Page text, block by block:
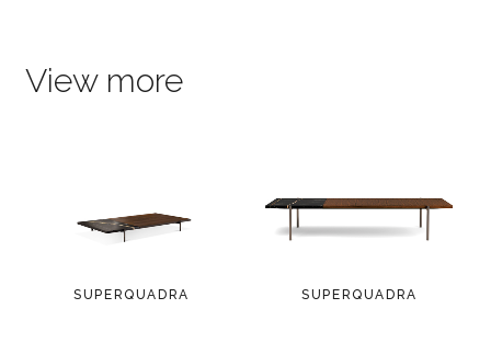
View more
SUPERQUADRA SUPERQUADRA